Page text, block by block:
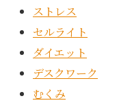
ストレス
セルライト
ダイエット
デスクワーク
むくみ